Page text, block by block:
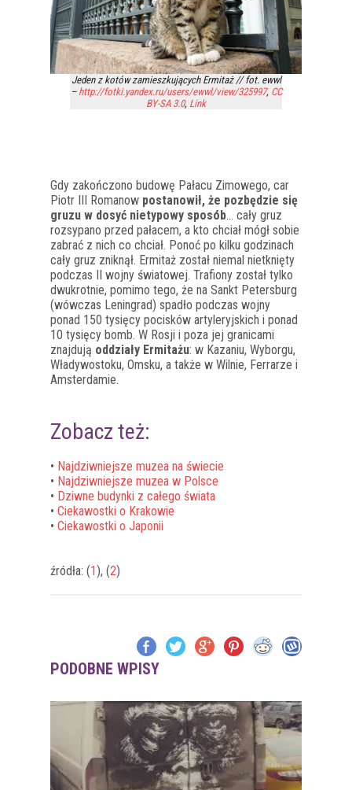
Jeden z kotów zamieszkujących Ermitaż // fot. ewwl
– http://fotki.yandex.ru/users/ewwl/view/325997, CC
BY-SA 3.0, Link
Gdy zakończono budowę Pałacu Zimowego, car
Piotr III Romanow postanowił, że pozbędzie się
gruzu w dosyć nietypowy sposób… cały gruz
rozsypano przed pałacem, a kto chciał mógł sobie
zabrać z nich co chciał. Ponoć po kilku godzinach
cały gruz zniknął. Ermitaż został niemal nietknięty
podczas II wojny światowej. Trafiony został tylko
dwukrotnie, pomimo tego, że na Sankt Petersburg
(wówczas Leningrad) spadło podczas wojny
ponad 150 tysięcy pocisków artyleryjskich i ponad
10 tysięcy bomb. W Rosji i poza jej granicami
znajdują oddziały Ermitażu: w Kazaniu, Wyborgu,
Władywostoku, Omsku, a także w Wilnie, Ferrarze i
Amsterdamie.
Zobacz też:
• Najdziwniejsze muzea na świecie
• Najdziwniejsze muzea w Polsce
• Dziwne budynki z całego świata
• Ciekawostki o Krakowie
• Ciekawostki o Japonii
źródła: (1), (2)
PODOBNE WPISY